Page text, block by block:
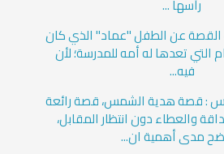
رأسها ...
القصة عن الطفل "عماد" الذي كان
التي تعدها له أمه للمدرسة؛ لأن
فيه...
: قصة هدية الشمس، قصة رائعة
والعطاء دون انتظار المقابل،
مدى أهمية ان...